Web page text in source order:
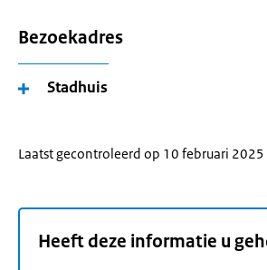
Bezoekadres
Stadhuis
Laatst gecontroleerd op 10 februari 2025
Heeft deze informatie u